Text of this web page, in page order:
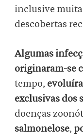
inclusive
descobertas
Algumas
originaram-se
tempo,
exclusivas dos
doenças
salmonelose,